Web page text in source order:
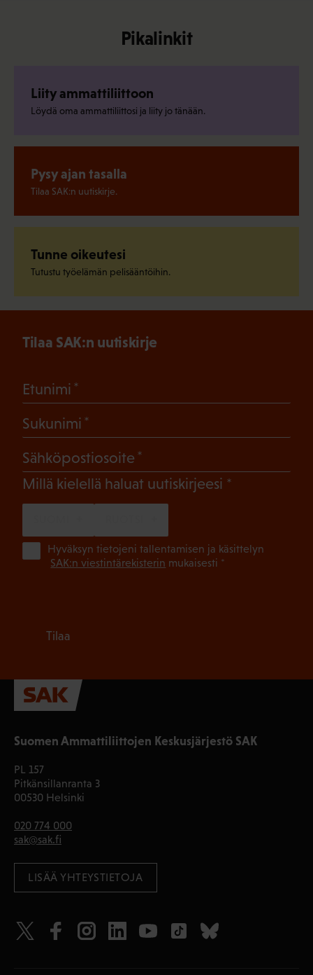
Pikalinkit
Liity ammattiliittoon
Löydä oma ammattiliittosi ja liity jo tänään.
Pysy ajan tasalla
Tilaa SAK:n uutiskirje.
Tunne oikeutesi
Tutustu työelämän pelisääntöihin.
Suomen Ammattiliittojen Keskusjärjestö SAK
PL 157
Pitkänsillanranta 3
00530 Helsinki
020 774 000
sak@sak.fi
LISÄÄ YHTEYSTIETOJA
Tilaa SAK:n uutiskirje
Etunimi
Sukunimi
Sähköpostiosoite
Millä kielellä haluat uutiskirjeesi (Pakollinen)
Hyväksyn tietojeni tallentamisen ja käsittelyn
SAK:n viestintärekisterin mukaisesti *
Tilaa